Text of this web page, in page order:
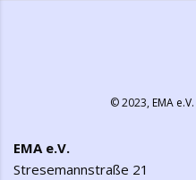
© 2023,EMA e.V.
EMA e.V.
Stresemannstraße 21